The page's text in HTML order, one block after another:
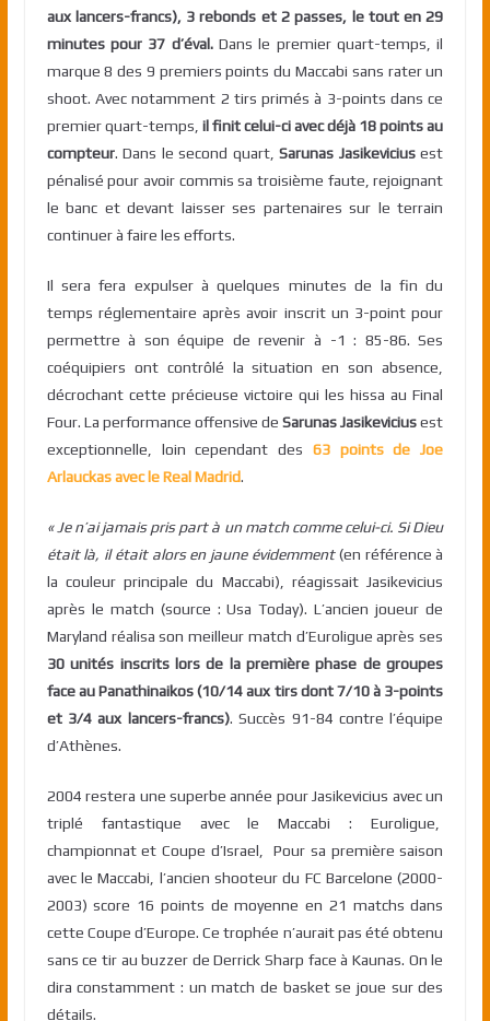
aux lancers-francs), 3 rebonds et 2 passes, le tout en 29
minutes pour 37 d’éval.Dans le premier quart-temps, il
marque 8 des 9 premiers points du Maccabi sans rater un
shoot. Avec notamment 2 tirs primés à 3-points dans ce
premier quart-temps, il finit celui-ci avec déjà 18 points au
compteur. Dans le second quart,Sarunas Jasikeviciusest
pénalisé pour avoir commis sa troisième faute, rejoignant
le banc et devant laisser ses partenaires sur le terrain
continuer à faire les efforts.
Il sera fera expulser à quelques minutes de la fin du
temps réglementaire après avoir inscrit un 3-point pour
permettre à son équipe de revenir à -1 : 85-86. Ses
coéquipiers ont contrôlé la situation en son absence,
décrochant cette précieuse victoire qui les hissa au Final
Four. La performance offensive deSarunas Jasikeviciusest
exceptionnelle, loin cependant des 63 points de Joe
Arlauckas avec le Real Madrid.
« Je n’ai jamais pris part à un match comme celui-ci. Si Dieu
était là, il était alors en jaune évidemment(en référence à
la couleur principale du Maccabi), réagissait Jasikevicius
après le match (source : Usa Today). L’ancien joueur de
Maryland réalisa son meilleur match d’Euroligue après ses
30 unités inscrits lors de la première phase de groupes
face au Panathinaikos (10/14 aux tirs dont 7/10 à 3-points
et 3/4 aux lancers-francs). Succès 91-84 contre l’équipe
d’Athènes.
2004 restera une superbe année pour Jasikevicius avec un
triplé fantastique avec le Maccabi : Euroligue,
championnat et Coupe d’Israel, Pour sa première saison
avec le Maccabi, l’ancien shooteur du FC Barcelone (2000-
2003) score 16 points de moyenne en 21 matchs dans
cette Coupe d’Europe. Ce trophée n’aurait pas été obtenu
sans ce tir au buzzer de Derrick Sharp face à Kaunas. On le
dira constamment : un match de basket se joue sur des
détails.